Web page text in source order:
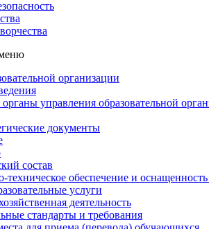
организации
управления образовательной
документы
состав
техническое обеспечение и
услуги
деятельность
стандарты и требования